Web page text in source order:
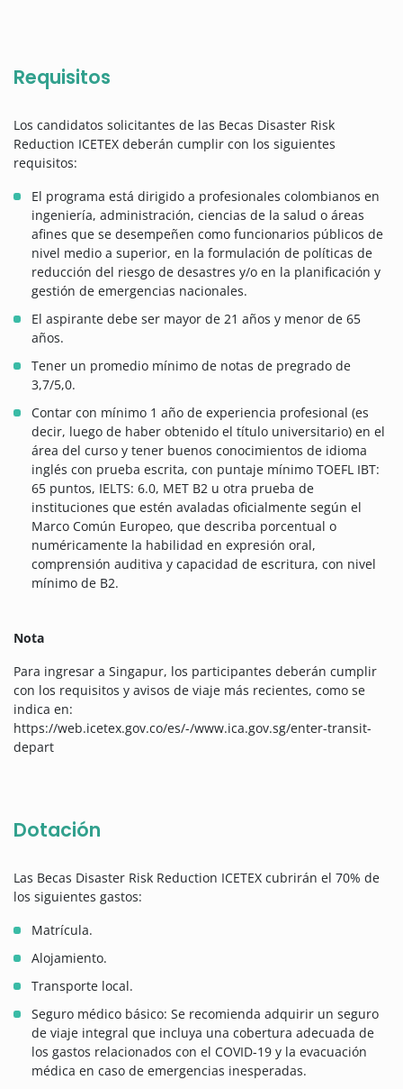
Requisitos
Los candidatos solicitantes de las Becas Disaster Risk
Reduction ICETEX deberán cumplir con los siguientes
requisitos:
El programa está dirigido a profesionales colombianos en
ingeniería, administración, ciencias de la salud o áreas
afines que se desempeñen como funcionarios públicos de
nivel medio a superior, en la formulación de políticas de
reducción del riesgo de desastres y/o en la planificación y
gestión de emergencias nacionales.
El aspirante debe ser mayor de 21 años y menor de 65
años.
Tener un promedio mínimo de notas de pregrado de
3,7/5,0.
Contar con mínimo 1 año de experiencia profesional (es
decir, luego de haber obtenido el título universitario) en el
área del curso y tener buenos conocimientos de idioma
inglés con prueba escrita, con puntaje mínimo TOEFL IBT:
65 puntos, IELTS: 6.0, MET B2 u otra prueba de
instituciones que estén avaladas oficialmente según el
Marco Común Europeo, que describa porcentual o
numéricamente la habilidad en expresión oral,
comprensión auditiva y capacidad de escritura, con nivel
mínimo de B2.
Nota
Para ingresar a Singapur, los participantes deberán cumplir
con los requisitos y avisos de viaje más recientes, como se
indica en:
https://web.icetex.gov.co/es/-/www.ica.gov.sg/enter-transit-
depart
Dotación
Las Becas Disaster Risk Reduction ICETEX cubrirán el 70% de
los siguientes gastos:
Matrícula.
Alojamiento.
Transporte local.
Seguro médico básico: Se recomienda adquirir un seguro
de viaje integral que incluya una cobertura adecuada de
los gastos relacionados con el COVID-19 y la evacuación
médica en caso de emergencias inesperadas.